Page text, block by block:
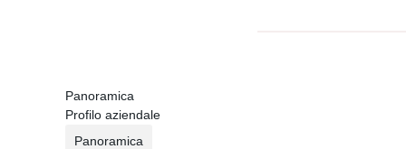
Panoramica
Profilo aziendale
Panoramica